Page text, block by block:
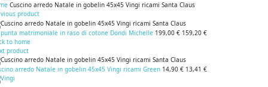
Cuscino arredo Natale in gobelin 45x45 Vingi ricami Santa Claus
product
matrimoniale in raso di cotone Dondi Michelle 199,00 € 159,20 €
to home
product
arredo Natale in gobelin 45x45 Vingi ricami Green 14,90 € 13,41 €